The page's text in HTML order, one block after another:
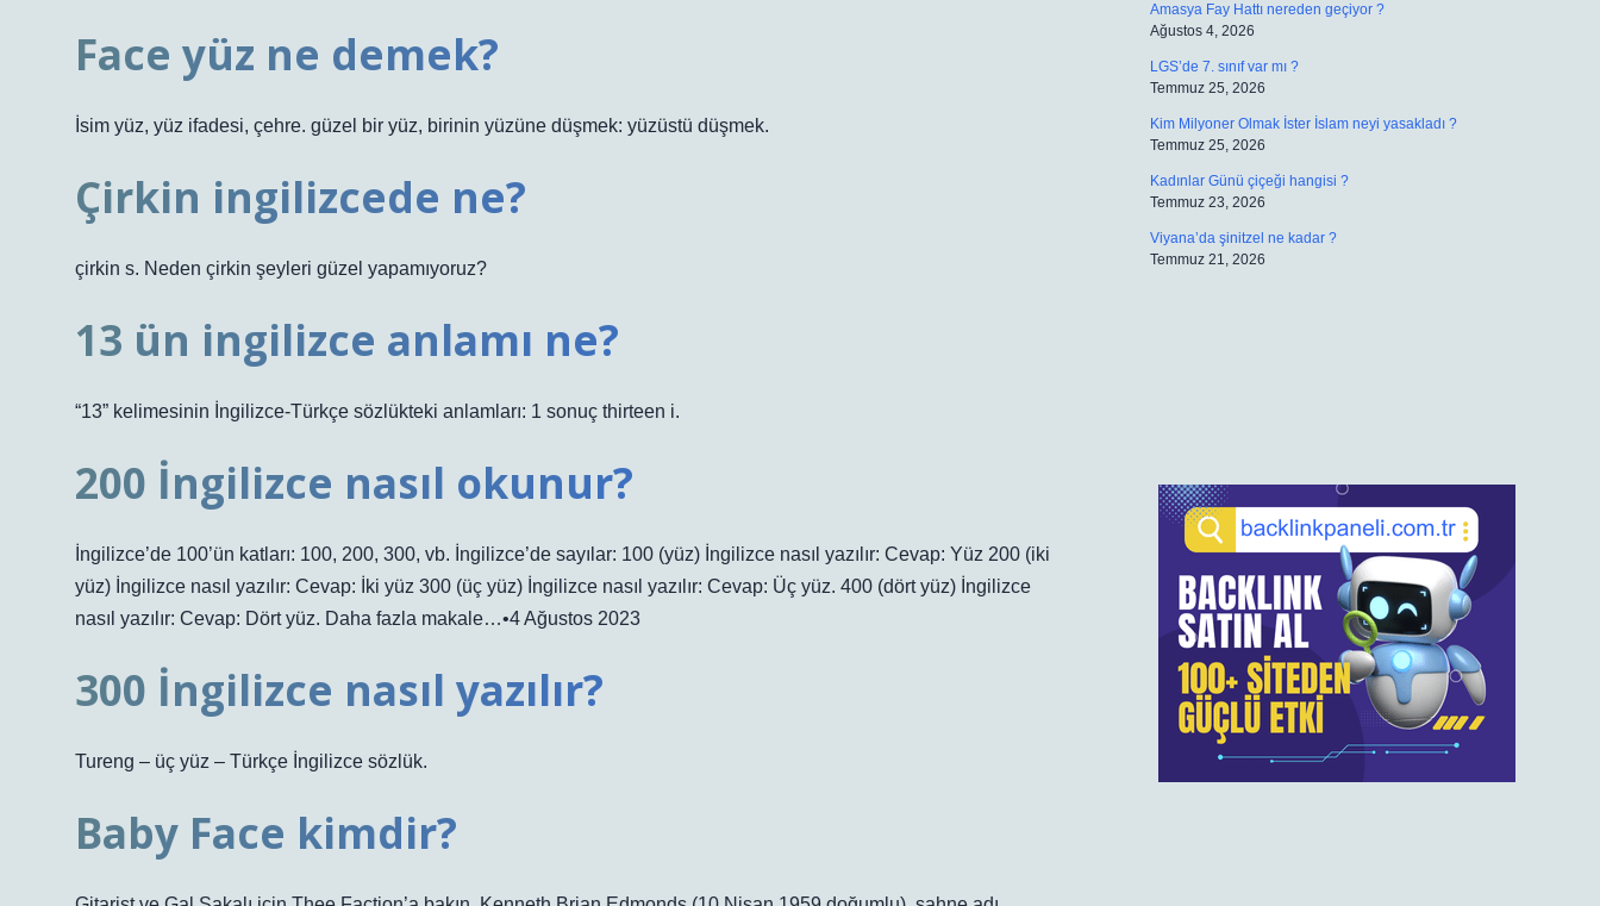
Face yüz ne demek?
İsim yüz, yüz ifadesi, çehre. güzel bir yüz, birinin yüzüne düşmek: yüzüstü düşmek.
Çirkin ingilizcede ne?
çirkin s. Neden çirkin şeyleri güzel yapamıyoruz?
13 ün ingilizce anlamı ne?
“13” kelimesinin İngilizce-Türkçe sözlükteki anlamları: 1 sonuç thirteen i.
200 İngilizce nasıl okunur?
İngilizce’de 100’ün katları: 100, 200, 300, vb. İngilizce’de sayılar: 100 (yüz) İngilizce nasıl yazılır: Cevap: Yüz 200 (iki
yüz) İngilizce nasıl yazılır: Cevap: İki yüz 300 (üç yüz) İngilizce nasıl yazılır: Cevap: Üç yüz. 400 (dört yüz) İngilizce
nasıl yazılır: Cevap: Dört yüz. Daha fazla makale…•4 Ağustos 2023
300 İngilizce nasıl yazılır?
Tureng – üç yüz – Türkçe İngilizce sözlük.
Baby Face kimdir?
Amasya Fay Hattı nereden geçiyor ?
Ağustos 4, 2026
LGS’de 7. sınıf var mı ?
Temmuz 25, 2026
Kim Milyoner Olmak İster İslam neyi yasakladı ?
Temmuz 25, 2026
Kadınlar Günü çiçeği hangisi ?
Temmuz 23, 2026
Viyana’da şinitzel ne kadar ?
Temmuz 21, 2026